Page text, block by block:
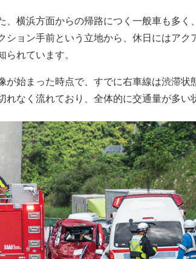
、横浜方面からの帰路につく一般車も多く
ション手前という立地から、休日にはア
られています。
が始まった時点で、すでに右車線は渋滞状
れなく流れており、全体的に交通量が多い